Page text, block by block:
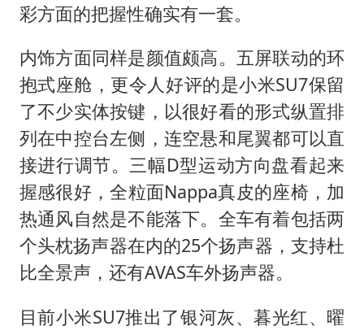
彩方面的把握性确实有一套。
内饰方面同样是颜值颇高。五屏联动的环
抱式座舱，更令人好评的是小米SU7保留
了不少实体按键，以很好看的形式纵置排
列在中控台左侧，连空悬和尾翼都可以直
接进行调节。三幅D型运动方向盘看起来
握感很好，全粒面Nappa真皮的座椅，加
热通风自然是不能落下。全车有着包括两
个头枕扬声器在内的25个扬声器，支持杜
比全景声，还有AVAS车外扬声器。
目前小米SU7推出了银河灰、暮光红、曜